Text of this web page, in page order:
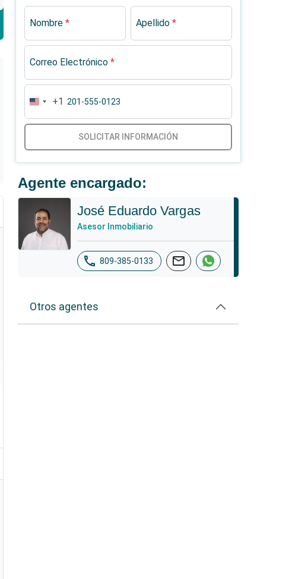
Nombre * Apellido *
Correo Electrónico *
United
States
+1
SOLICITAR INFORMACIÓN
Agente encargado:
José Eduardo Vargas
Asesor Inmobiliario
phone 809-385-0133 mail
Otros agentes